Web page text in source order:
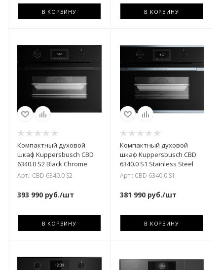
В КОРЗИНУ В КОРЗИНУ
Компактный духовой
шкаф Kuppersbusch CBD
6340.0 S2 Black Chrome
Арт.: CBD 6340.0 S2
393 990 руб./шт
В КОРЗИНУ
Компактный духовой
шкаф Kuppersbusch CBD
6340.0 S1 Stainless Steel
Арт.: CBD 6340.0 S1
381 990руб./шт
В КОРЗИНУ